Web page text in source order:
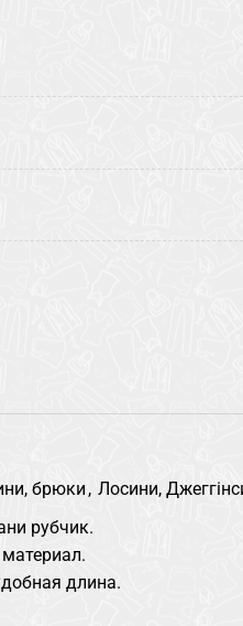
брюки , Лосини,
рубчик.
длина.